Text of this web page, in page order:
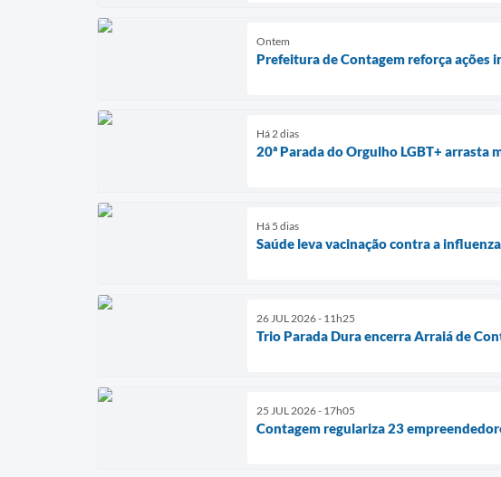
Ontem
Prefeitura de Contagem reforça ações
Há 2 dias
20ª Parada do Orgulho LGBT+ arrasta
Há 5 dias
Saúde leva vacinação contra a
26 JUL 2026 - 11h25
Trio Parada Dura encerra Arraiá de
25 JUL 2026 - 17h05
Contagem regulariza 23